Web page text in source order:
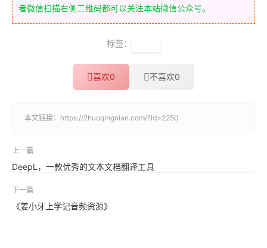
者微信扫描右侧二维码都可以关注本站微信公众号。
标签：
喜欢0 不喜欢0
本文链接： https://2huoqingnian.com/?id=2250
上一篇
DeepL，一款优秀的文本文档翻译工具
下一篇
《姜小牙上学记音频资源》